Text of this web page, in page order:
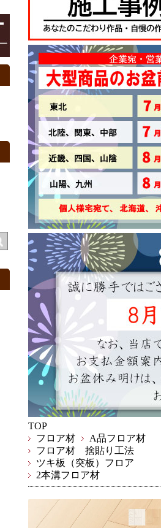
TOP
フロア材
A品フロア材
フロア材 捨貼り工法
ツキ板（突板）フロア
2本溝フロア材